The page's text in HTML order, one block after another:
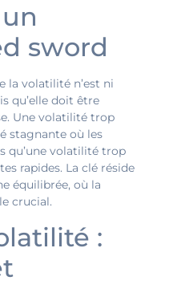
sword
la volatilité n’est ni
qu’elle doit être
Une volatilité trop
stagnante où les
qu’une volatilité trop
rapides. La clé réside
équilibrée, où la
crucial.
: